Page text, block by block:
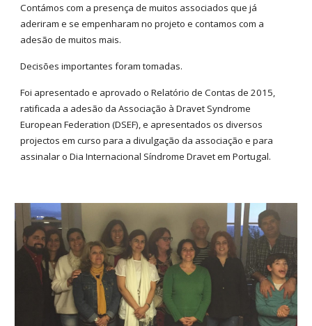
Contámos com a presença de muitos associados que já
aderiram e se empenharam no projeto e contamos com a
adesão de muitos mais.
Decisões importantes foram tomadas.
Foi apresentado e aprovado o Relatório de Contas de 2015,
ratificada a adesão da Associação à Dravet Syndrome
European Federation (DSEF), e apresentados os diversos
projectos em curso para a divulgação da associação e para
assinalar o Dia Internacional Síndrome Dravet em Portugal.